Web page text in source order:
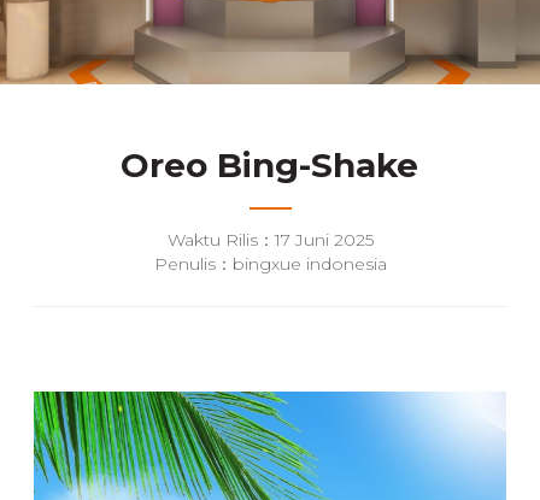
Oreo Bing-Shake
Waktu Rilis：17 Juni 2025
Penulis：bingxue indonesia